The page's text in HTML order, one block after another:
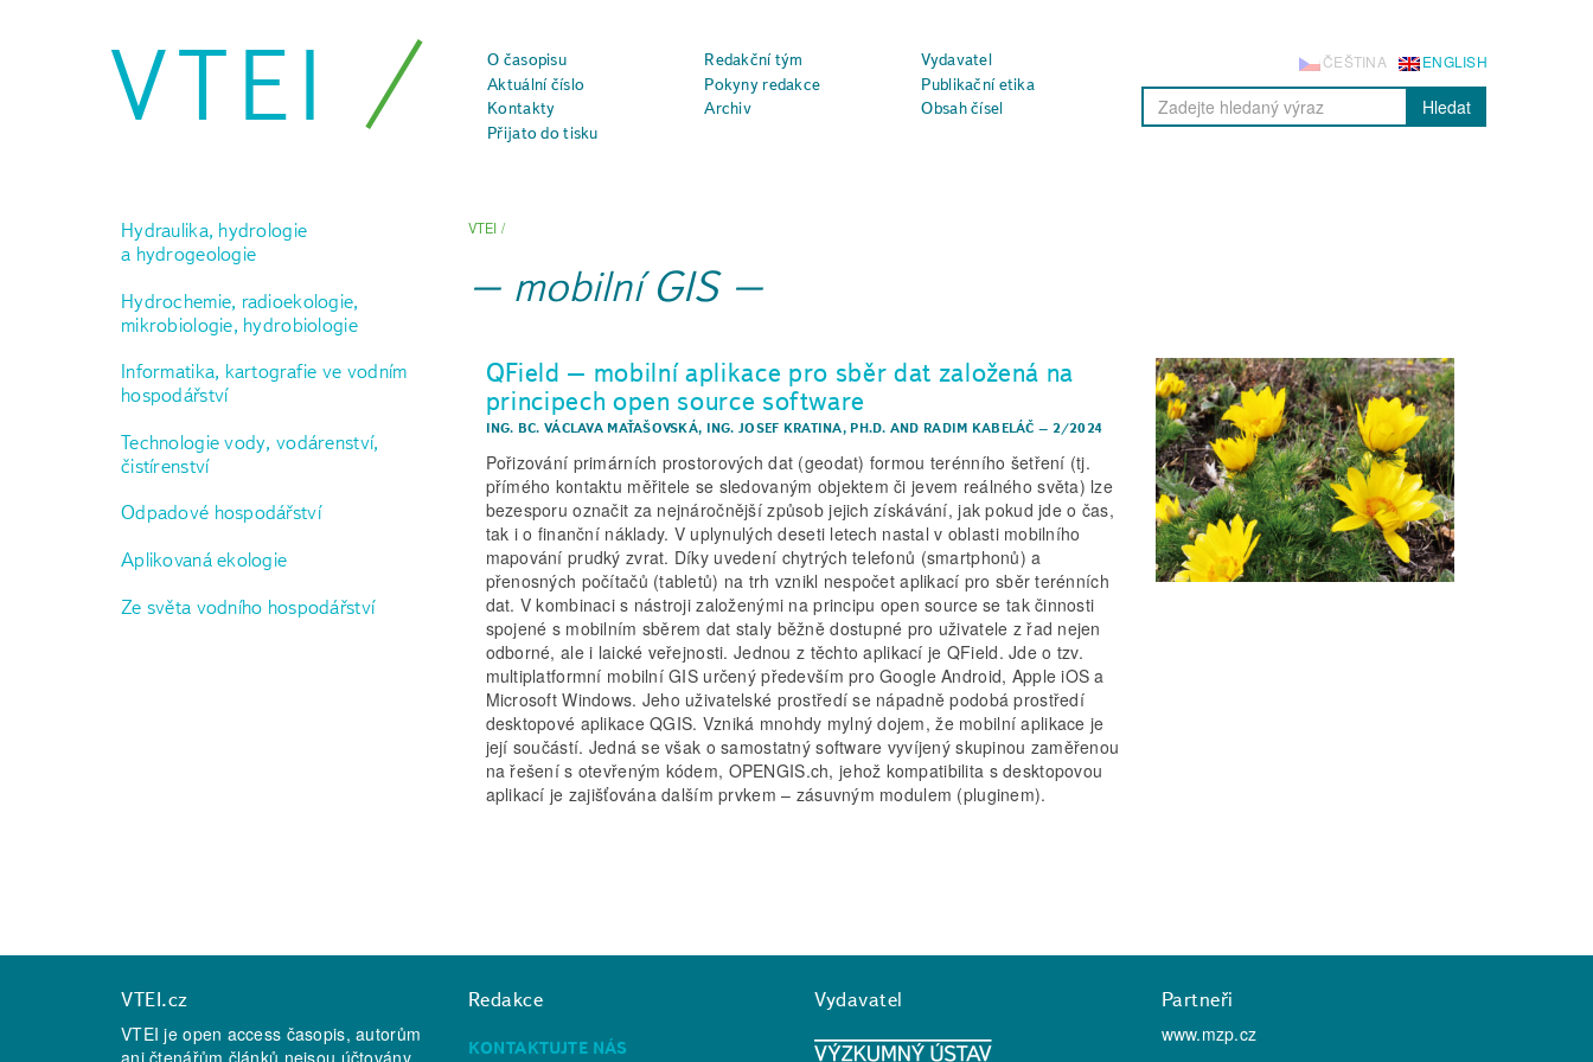
VTEI O časopisu Redakční tým
Vydavatel
Aktuální číslo
Pokyny redakce
Publikační etika
Kontakty
Archiv
Obsah čísel
Přijato do tisku
ENGLISH
ČEŠTINA
Hledat
Hydraulika, hydrologie
a hydrogeologie
Hydrochemie, radioekologie,
mikrobiologie, hydrobiologie
Informatika, kartografie ve vodním
hospodářství
Technologie vody, vodárenství,
čistírenství
Odpadové hospodářství
Aplikovaná ekologie
Ze světa vodního hospodářství
VTEI /
mobilní GIS
QField – mobilní aplikace pro sběr dat založená na
principech open source software
ING. BC. VÁCLAVA MAŤAŠOVSKÁ, ING. JOSEF KRATINA, PH.D. AND RADIM KABELÁČ – 2/2024
Pořizování primárních prostorových dat (geodat) formou terénního šetření (tj.
přímého kontaktu měřitele se sledovaným objektem či jevem reálného světa) lze
bezesporu označit za nejnáročnější způsob jejich získávání, jak pokud jde o čas,
tak i o finanční náklady. V uplynulých deseti letech nastal v oblasti mobilního
mapování prudký zvrat. Díky uvedení chytrých telefonů (smartphonů) a
přenosných počítačů (tabletů) na trh vznikl nespočet aplikací pro sběr terénních
dat. V kombinaci s nástroji založenými na principu open source se tak činnosti
spojené s mobilním sběrem dat staly běžně dostupné pro uživatele z řad nejen
odborné, ale i laické veřejnosti. Jednou z těchto aplikací je QField. Jde o tzv.
multiplatformní mobilní GIS určený především pro Google Android, Apple iOS a
Microsoft Windows. Jeho uživatelské prostředí se nápadně podobá prostředí
desktopové aplikace QGIS. Vzniká mnohdy mylný dojem, že mobilní aplikace je
její součástí. Jedná se však o samostatný software vyvíjený skupinou zaměřenou
na řešení s otevřeným kódem, OPENGIS.ch, jehož kompatibilita s desktopovou
aplikací je zajišťována dalším prvkem – zásuvným modulem (pluginem).
VTEI.cz
VTEI je open access časopis, autorům
Redakce
KONTAKTUJTE NÁS
Vydavatel
Partneři
www.mzp.cz